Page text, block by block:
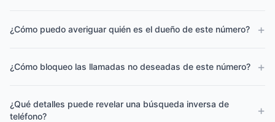
¿Cómo puedo averiguar quién es el dueño de este número? +
¿Cómo bloqueo las llamadas no deseadas de este número? +
¿Qué detalles puede revelar una búsqueda inversa de
teléfono?
+